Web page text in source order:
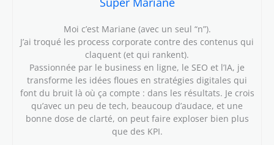
Moi c’est Mariane (avec un seul “n”).
J’ai troqué les process corporate contre des contenus qui
claquent (et qui rankent).
Passionnée par le business en ligne, le SEO et l’IA, je
transforme les idées floues en stratégies digitales qui
font du bruit là où ça compte : dans les résultats. Je crois
qu’avec un peu de tech, beaucoup d’audace, et une
bonne dose de clarté, on peut faire exploser bien plus
que des KPI.